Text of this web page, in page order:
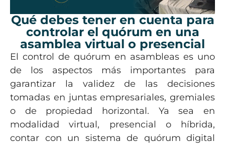
Qué debes tener en cuenta para
controlar el quórum en una
asamblea virtual o presencial
El control de quórum en asambleas es uno
de los aspectos más importantes para
garantizar la validez de las decisiones
tomadas en juntas empresariales, gremiales
o de propiedad horizontal. Ya sea en
modalidad virtual, presencial o híbrida,
contar con un sistema de quórum digital